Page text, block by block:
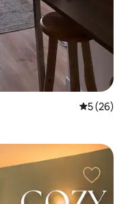
평점 5점(5
5 (26)